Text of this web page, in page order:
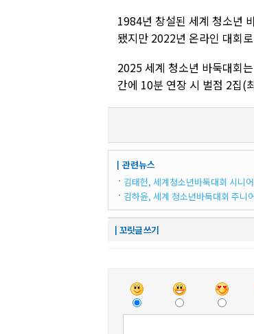
1984년 창설된 세계 청소년
됐지만 2022년 온라인 대회
2025 세계 청소년 바둑대회
간에 10분 연장 시 벌점 2집(
┃관련뉴스
김태헌, 세계청소년바둑대회 시니
김하윤, 세계 청소년바둑대회 주니
┃꼬릿글 쓰기